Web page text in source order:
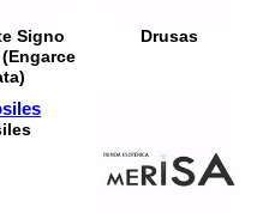
Signo
Drusas